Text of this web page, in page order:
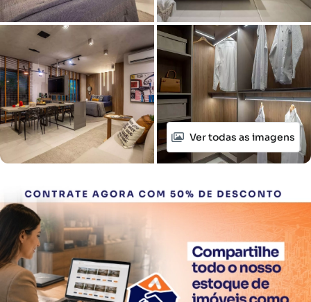
Ver todas as imagens